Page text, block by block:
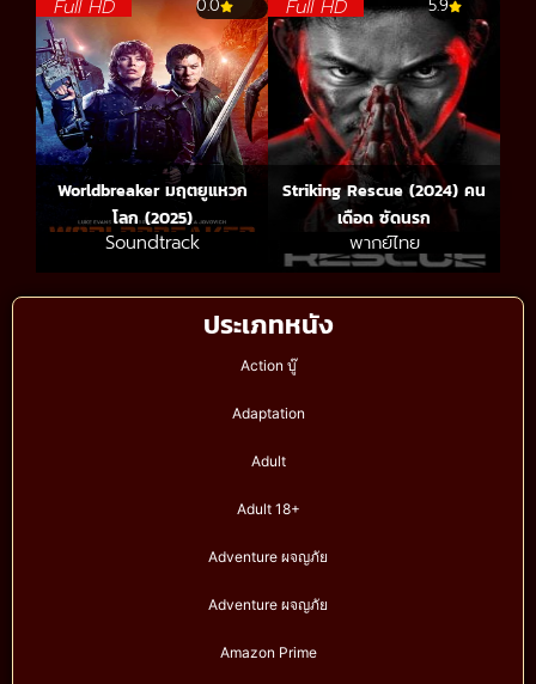
ประเภทหนัง
Action บู๊
Adaptation
Adult
Adult 18+
Adventure ผจญภัย
Adventure ผจญภัย
Amazon Prime
Full HD 0.0
Worldbreaker มฤตยูแหวก
โลก (2025)
Soundtrack
Full HD 5.9
Striking Rescue (2024) คน
เดือด​ ซัดนรก
พากย์ไทย